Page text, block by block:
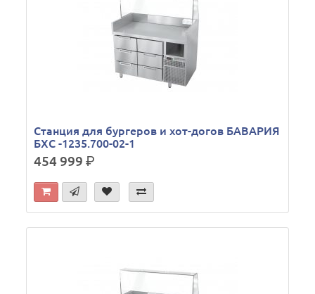
Станция для бургеров и хот-догов БАВАРИЯ
БХС -1235.700-02-1
454 999р.